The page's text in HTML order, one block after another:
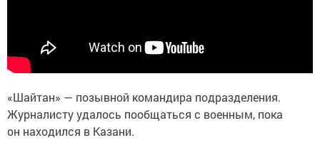
«Шайтан» — позывной командира подразделения.
Журналисту удалось пообщаться с военным, пока
он находился в Казани.